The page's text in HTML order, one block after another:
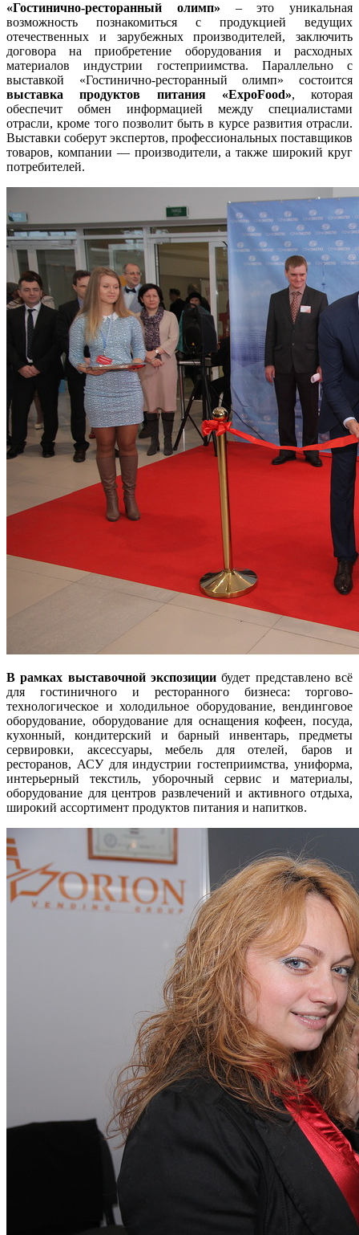
«Гостинично-ресторанный олимп» – это уникальная
возможность познакомиться с продукцией ведущих
отечественных и зарубежных производителей, заключить
договора на приобретение оборудования и расходных
материалов индустрии гостеприимства. Параллельно с
выставкой «Гостинично-ресторанный олимп» состоится
выставка продуктов питания «ExpoFood», которая
обеспечит обмен информацией между специалистами
отрасли, кроме того позволит быть в курсе развития отрасли.
Выставки соберут экспертов, профессиональных поставщиков
товаров, компании — производители, а также широкий круг
потребителей.
В рамках выставочной экспозиции будет представлено всё
для гостиничного и ресторанного бизнеса: торгово-
технологическое и холодильное оборудование, вендинговое
оборудование, оборудование для оснащения кофеен, посуда,
кухонный, кондитерский и барный инвентарь, предметы
сервировки, аксессуары, мебель для отелей, баров и
ресторанов, АСУ для индустрии гостеприимства, униформа,
интерьерный текстиль, уборочный сервис и материалы,
оборудование для центров развлечений и активного отдыха,
широкий ассортимент продуктов питания и напитков.